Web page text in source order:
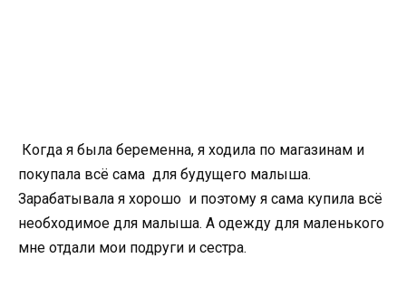
Когда я была беременна, я ходила по магазинам и
покупала всё сама для будущего малыша.
Зарабатывала я хорошо и поэтому я сама купила всё
необходимое для малыша. А одежду для маленького
мне отдали мои подруги и сестра.